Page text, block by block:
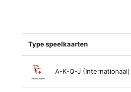
Type speelkaarten
A-K-Q-J (Internationaal)